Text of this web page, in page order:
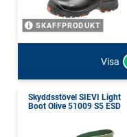
SKAFFPRODUKT
Visa
Skyddsstövel SIEVI Light
Boot Olive 51009 S5 ESD